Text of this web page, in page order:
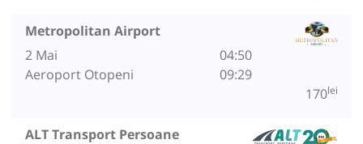
Metropolitan Airport
2 Mai
Aeroport Otopeni
04:50
09:29
170lei
ALT Transport Persoane